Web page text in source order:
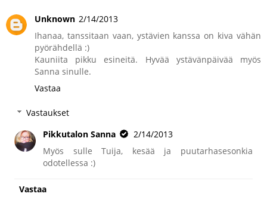
Unknown 2/14/2013
Ihanaa, tanssitaan vaan, ystävien kanssa on kiva vähän
pyörähdellä :)
Kauniita pikku esineitä. Hyvää ystävänpäivää myös
Sanna sinulle.
Vastaa
Vastaukset
Pikkutalon Sanna
2/14/2013
Myös sulle Tuija, kesää ja puutarhasesonkia
odotellessa :)
Vastaa